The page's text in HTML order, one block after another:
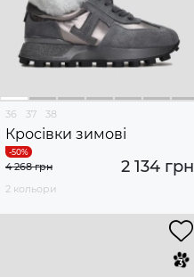
36 37 38
Кросівки зимові
2 134 грн
4 268 грн
2 кольори